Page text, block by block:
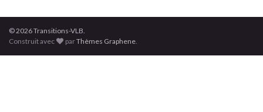
© 2026 Transitions-VLB.
Construit avec
parThèmes Graphene